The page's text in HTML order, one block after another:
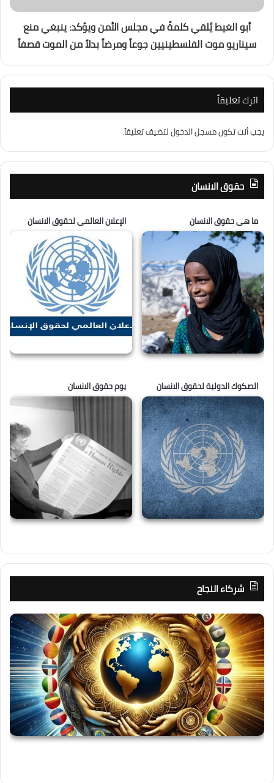
أبو الغيط يُلقي كلمةً في مجلس الأمن ويؤكد: ينبغي منع
سيناريو موت الفلسطينيين جوعاً ومرضاً بدلاً من الموت قصفاً
اترك تعليقاً
يجب أنت تكونمسجل الدخوللتضيف تعليقاً.
حقوق الانسان
ما هى حقوق الانسان الإعلان العالمى لحقوق الانسان
الصكوك الدولية لحقوق الانسان يوم حقوق الانسان
شركاء النجاح